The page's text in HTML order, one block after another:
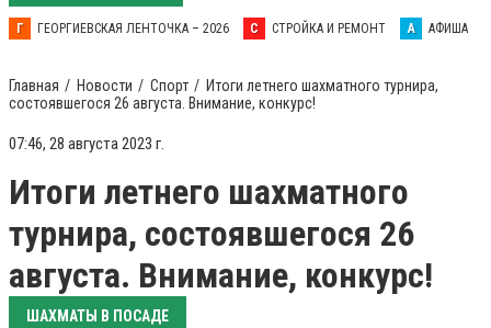
Г ГЕОРГИЕВСКАЯ ЛЕНТОЧКА – 2026 С СТРОЙКА И РЕМОНТ А АФИША
Главная Новости Спорт
Итоги летнего шахматного турнира,
состоявшегося 26 августа. Внимание, конкурс!
07:46, 28 августа 2023 г.
Итоги летнего шахматного
турнира, состоявшегося 26
августа. Внимание, конкурс!
ШАХМАТЫ В ПОСАДЕ